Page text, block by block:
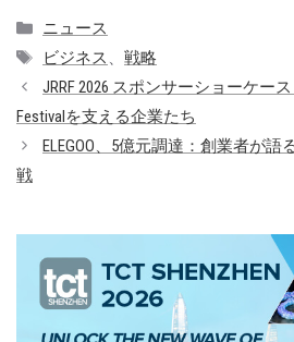
カ
テ
リ
ー
ニュース
タ
グ
ビジネス 、 戦略
JRRF 2026 スポンサーショーケース
Festivalを支える企業たち
ELEGOO、5億元調達：創業者が
戦